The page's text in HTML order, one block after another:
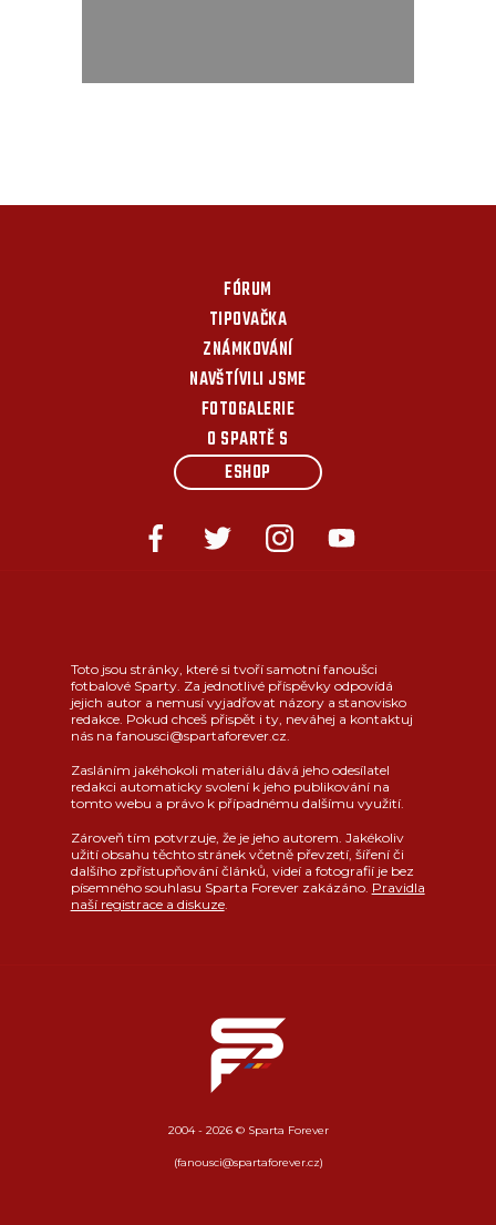
FÓRUM
TIPOVAČKA
ZNÁMKOVÁNÍ
NAVŠTÍVILI JSME
FOTOGALERIE
O SPARTĚ S
ESHOP
Toto jsou stránky, které si tvoří samotní fanoušci
fotbalové Sparty. Za jednotlivé příspěvky odpovídá
jejich autor a nemusí vyjadřovat názory a stanovisko
redakce. Pokud chceš přispět i ty, neváhej a kontaktuj
nás na fanousci@spartaforever.cz.
Zasláním jakéhokoli materiálu dává jeho odesílatel
redakci automaticky svolení k jeho publikování na
tomto webu a právo k případnému dalšímu využití.
Zároveň tím potvrzuje, že je jeho autorem. Jakékoliv
užití obsahu těchto stránek včetně převzetí, šíření či
dalšího zpřístupňování článků, videí a fotografií je bez
písemného souhlasu Sparta Forever zakázáno. Pravidla
naší registrace a diskuze.
2004 - 2026 © Sparta Forever
(fanousci@spartaforever.cz)